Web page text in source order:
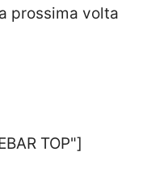
prossima volta
TOP"]